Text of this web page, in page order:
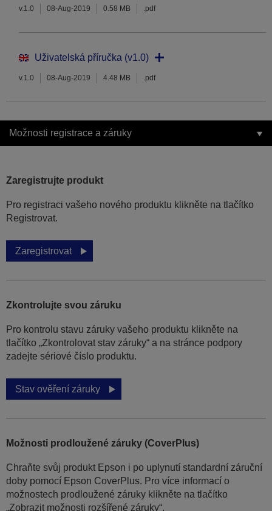
v.1.0 08-Aug-2019 0.58 MB .pdf
Uživatelská příručka (v1.0)
v.1.0 08-Aug-2019 4.48 MB .pdf
Možnosti registrace a záruky
Zaregistrujte produkt
Pro registraci vašeho nového produktu klikněte na tlačítko
Registrovat.
Zaregistrovat
Zkontrolujte svou záruku
Pro kontrolu stavu záruky vašeho produktu klikněte na
tlačítko „Zkontrolovat stav záruky“ a na stránce podpory
zadejte sériové číslo produktu.
Stav ověření záruky
Možnosti prodloužené záruky (CoverPlus)
Chraňte svůj produkt Epson i po uplynutí standardní záruční
doby pomocí Epson CoverPlus. Pro více informací o
možnostech prodloužené záruky klikněte na tlačítko
„Zobrazit možnosti rozšířené záruky“.